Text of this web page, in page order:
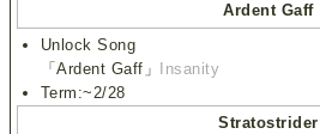
Ardent Gaff
Unlock Song
「Ardent Gaff」
Insanity
Term:~2/28
Stratostrider